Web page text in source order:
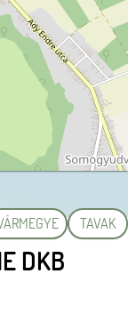
TAVAK
DKB